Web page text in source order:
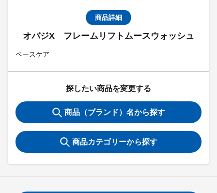
商品詳細
オバジX フレームリフトムースウォッシュ
ベースケア
探したい商品を変更する
商品（ブランド）名から探す
商品カテゴリーから探す